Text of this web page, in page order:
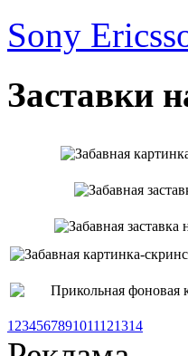
Sony
Заставки
1 234567891011121314